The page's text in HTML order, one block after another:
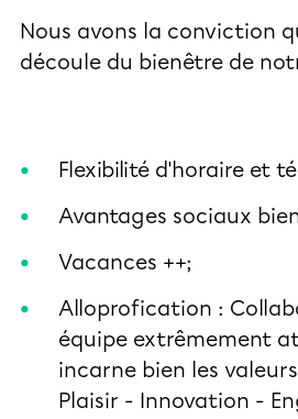
Nous avons la conviction
découle du bienêtre de
Flexibilité d'horaire et
Avantages sociaux
Vacances ++;
Alloprofication :
équipe extrêmement
incarne bien les
Plaisir - Innovation -